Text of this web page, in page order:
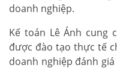
doanh nghiệp.
Kế toán Lê Ánh cung
được đào tạo thực tế
doanh nghiệp đánh